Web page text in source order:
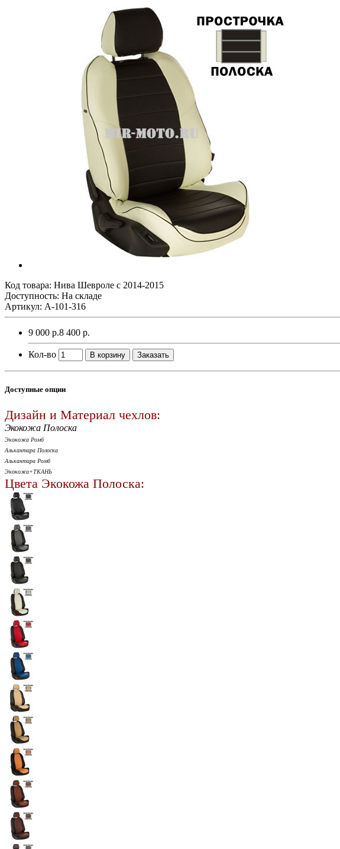
Код товара: Нива Шевроле с 2014-2015
Доступность: На складе
Артикул: A-101-316
9 000 р.8 400 р.
Кол-во В корзину Заказать
Доступные опции
Дизайн и Материал чехлов:
Экокожа Полоска
Экокожа Ромб
Алькантара Полоска
Алькантара Ромб
Экокожа+ТКАНЬ
Цвета Экокожа Полоска: